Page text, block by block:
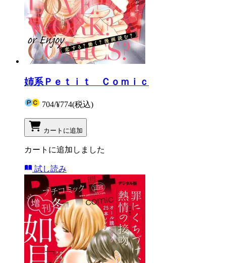
姉系Ｐｅｔｉｔ Ｃｏｍｉｃ
704/¥774(税込)
カートに追加
カートに追加しました
試し読み